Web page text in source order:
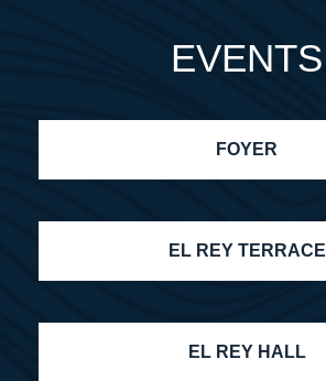
EVENTS
FOYER
EL REY TERRACE
EL REY HALL